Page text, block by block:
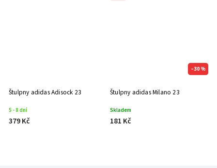
Štulpny adidas Adisock 23
5 - 8 dní
379 Kč
–30 %
Štulpny adidas Milano 23
Skladem
181 Kč